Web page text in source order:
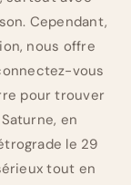
Cependant,
nous offre
vous
pour trouver
en
le 29
tout en